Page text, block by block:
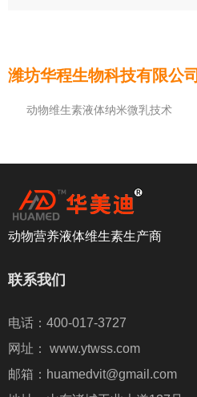
潍坊华程生物科技有限公司
动物维生素液体纳米微乳技术
动物营养液体维生素生产商
联系我们
电话：400-017-3727
网址： www.ytwss.com
邮箱：huamedvit@gmail.com